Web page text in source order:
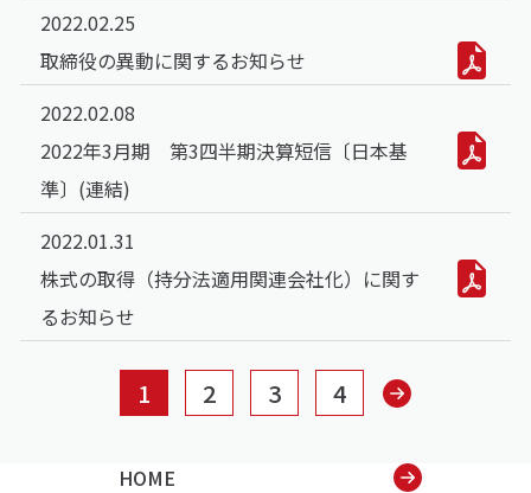
2022.02.25
取締役の異動に関するお知らせ
2022.02.08
2022年3月期 第3四半期決算短信〔日本基
準〕(連結)
2022.01.31
株式の取得（持分法適用関連会社化）に関す
るお知らせ
1 2 3 4
HOME